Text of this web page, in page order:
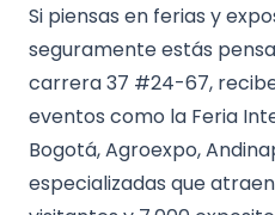
Si piensas en ferias y
seguramente estás
carrera 37 #24-67,
eventos como la Feria
Bogotá, Agroexpo,
especializadas que